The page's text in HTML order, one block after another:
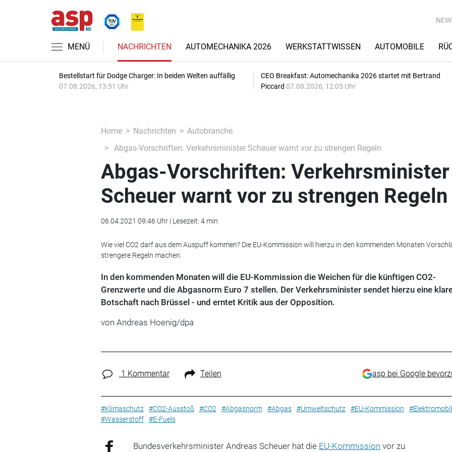
MENÜ NACHRICHTEN AUTOMECHANIKA 2026 WERKSTATTWISSEN AUTOMOBILE
Bestellstart für Dodge Charger: In beiden Welten auffällig
07.08.2026, 13:51 Uhr
CEO Breakfast: Automechanika 2026 startet mit Bertrand
Piccard 07.08.2026, 12:05 Uhr
Home Nachrichten
Autobranche
Abgas-Vorschriften: Verkehrsminister Scheuer warnt vor zu strengen Regeln
Abgas-Vorschriften: Verkehrsminister
Scheuer warnt vor zu strengen Regeln
06.04.2021 09:46 Uhr | Lesezeit: 4 min
Wie viel CO2 darf aus dem Auspuff kommen? Die EU-Kommission will hierzu in den kommenden Monaten
strengere Regeln machen.
In den kommenden Monaten will die EU-Kommission die Weichen für die künftigen CO2-
Grenzwerte und die Abgasnorm Euro 7 stellen. Der Verkehrsminister sendet hierzu eine
Botschaft nach Brüssel - und erntet Kritik aus der Opposition.
von Andreas Hoenig/dpa
1 Kommentar Teilen asp bei Google
#Klimaschutz #CO2-Ausstoß #CO2 #Abgasnorm #Abgas #Umweltschutz #EU-Kommission
#Wasserstoff
#E-Fuels
Bundesverkehrsminister Andreas Scheuer hat die EU-Kommission vor zu